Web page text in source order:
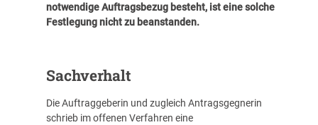
notwendige Auftragsbezug besteht, ist eine solche
Festlegung nicht zu beanstanden.
Sachverhalt
Die Auftraggeberin und zugleich Antragsgegnerin
schrieb im offenen Verfahren eine